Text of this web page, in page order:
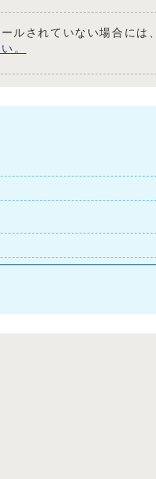
ルされていない場合には、
。